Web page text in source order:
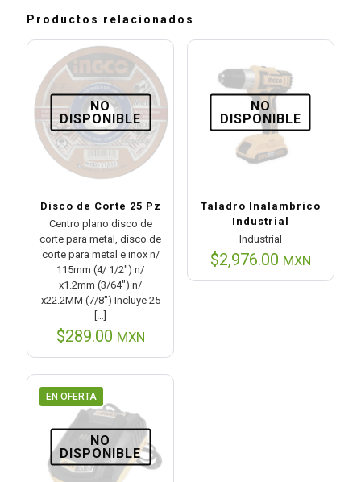
Productos relacionados
NO
DISPONIBLE
Disco de Corte 25 Pz
Centro plano disco de
corte para metal, disco de
corte para metal e inox n/
115mm (4/ 1/2″) n/
x1.2mm (3/64″) n/
x22.2MM (7/8″) Incluye 25
[…]
$289.00 MXN
NO
DISPONIBLE
Taladro Inalambrico
Industrial
Industrial
$2,976.00 MXN
EN OFERTA
NO
DISPONIBLE